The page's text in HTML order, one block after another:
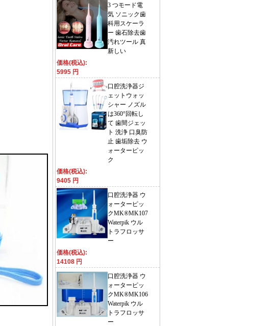
3 つモード電
気 ソニック歯
科用スケーラ
ー 歯石除去歯
汚れツール 真
新しい
価格(税込):
5995 円
口腔洗浄器ジ
ェットウォッ
シャー ノズル
は360°回転し
て 歯間ジェッ
ト 洗浄 口臭防
止 歯垢除去 ウ
ォーターピッ
ク
価格(税込):
9405 円
口腔洗浄器 ウ
ォーターピッ
クMK®MK107
Waterpik ウル
トラフロッサ
ー
価格(税込):
14108 円
口腔洗浄器 ウ
ォーターピッ
クMK®MK106
Waterpik ウル
トラフロッサ
ー